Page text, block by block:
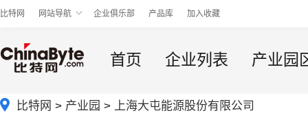
比特网 网站导航 企业俱乐部 产品库 加入收藏
首页 企业列表 产业园
比特网 > 产业园 > 上海大屯能源股份有限公司